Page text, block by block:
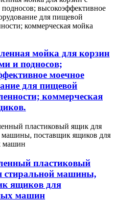
мойка для корзин
и подносов;
моечное
для пищевой
коммерческая
пластиковый
стиральной машины,
ящиков для
машин